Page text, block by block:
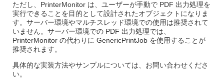
ただし、PrinterMonitor は、ユーザーが手動で PDF 出力処理を
実行できることを目的として設計されたオブジェクトになりま
す。サーバー環境やマルチスレッド環境での使用は推奨されて
いません。サーバー環境での PDF 出力処理では、
PrinterMonitor の代わりに GenericPrintJob を使用することが
推奨されます。
具体的な実装方法やサンプルについては、お問い合わせくださ
い。